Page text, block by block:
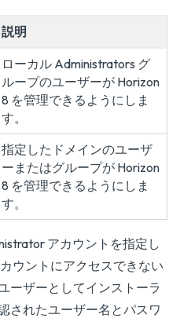
説明
ローカル Administrators グ
ループのユーザーが Horizon
8 を管理できるようにしま
す。
指定したドメインのユーザ
ーまたはグループが Horizon
8 を管理できるようにしま
す。
アカウントを指定し
ウントにアクセスできない
ーザーとしてインストーラ
されたユーザー名とパスワ